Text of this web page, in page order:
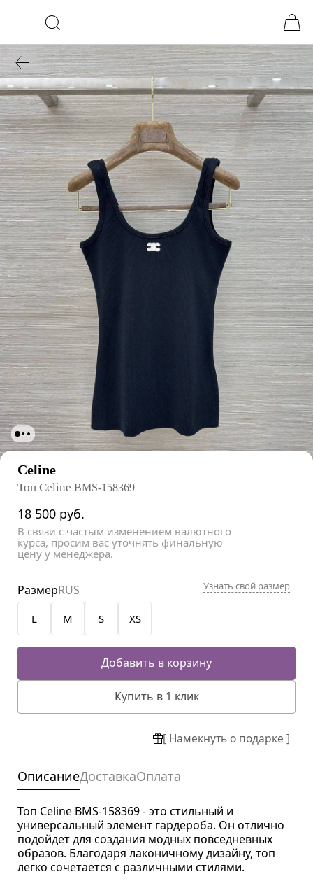
Celine
Топ Celine BMS-158369
18 500 руб.
В связи с частым изменением валютного
курса, просим вас уточнять финальную
цену у менеджера.
L M S XS
РазмерRUS Узнать свой размер
Добавить в корзину
Купить в 1 клик
[ Намекнуть о подарке ]
ОписаниеДоставкаОплата
Топ Celine BMS-158369 - это стильный и
универсальный элемент гардероба. Он отлично
подойдет для создания модных повседневных
образов. Благодаря лаконичному дизайну, топ
легко сочетается с различными стилями.